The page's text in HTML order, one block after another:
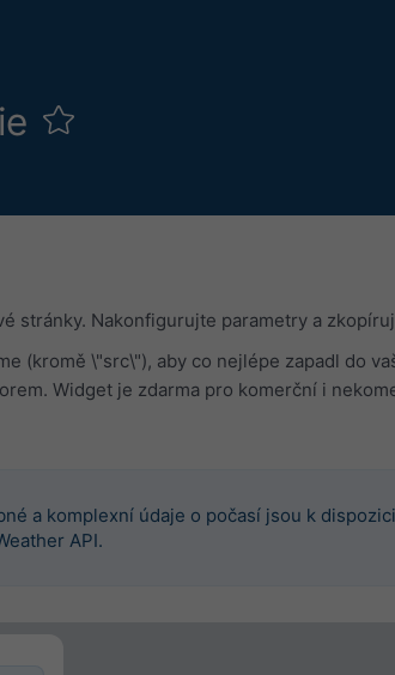
stránky. Nakonfigurujte parametry a
(kromě \"src\"), aby co nejlépe zapadl do
Widget je zdarma pro komerční i
a komplexní údaje o počasí jsou k
API.